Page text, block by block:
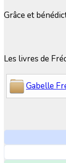
Grâce et
Les livres de
Gabelle